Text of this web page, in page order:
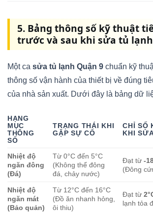
5. Bảng thông số kỹ thuật
trước và sau khi sửa tủ
Một ca sửa tủ lạnh Quận 9 chuẩn kỹ
thông số vận hành của thiết bị về đúng
của nhà sản xuất. Dưới đây là bảng dữ
HẠNG
MỤC
THÔNG
SỐ
TRẠNG THÁI KHI
GẶP SỰ CỐ
CHỈ SỐ
KHI
Nhiệt độ
ngăn đông
(Đá)
Từ 0°C đến 5°C
(Không thể đông
đá, chảy nước)
Đạt từ-
(Đông
Nhiệt độ
ngăn mát
(Bảo quản)
Từ 12°C đến 16°C
(Đồ ăn nhanh hỏng,
ôi thiu)
Đạt từ
lạnh tỏa